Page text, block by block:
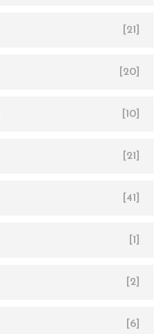
[21]
[20]
[10]
[21]
[41]
[1]
[2]
[6]